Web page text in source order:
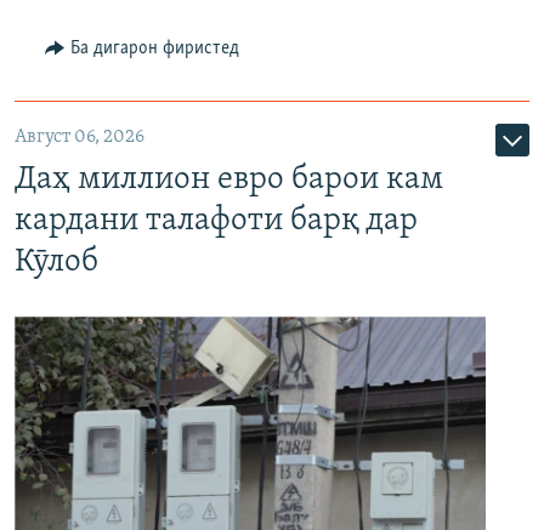
Ба дигарон фиристед
Август 06, 2026
Даҳ миллион евро барои кам
кардани талафоти барқ дар
Кӯлоб